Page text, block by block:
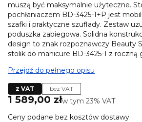
muszą być maksymalnie użyteczne.
pochłaniaczem BD-3425-1+P jest
szafki i praktyczne szuflady. Zestaw
poduszka zabiegowa. Solidna
design to znak rozpoznawczy Beauty
stolik do manicure BD-3425-1 z roczną
Przejdź do pełnego opisu
z VAT bez VAT
Cena
1 589,00 złw tym 23% VAT
w tym 23% VAT
Ceny podane bez kosztów dostawy.